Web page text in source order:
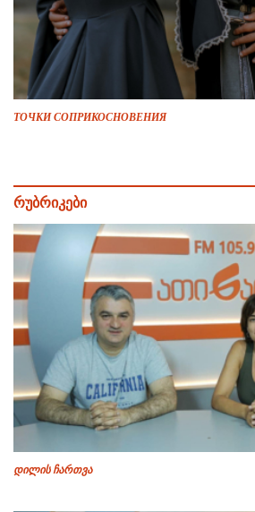
ТОЧКИ СОПРИКОСНОВЕНИЯ
რუბრიკები
დილის ჩართვა